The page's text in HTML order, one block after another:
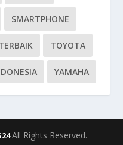
SMARTPHONE
TOYOTA
YAMAHA
All Rights Reserved.